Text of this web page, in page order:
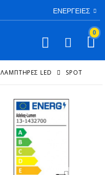
ΕΝΈΡΓΕΙΕΣ
0
ΛΑΜΠΤΉΡΕΣ LED SPOT